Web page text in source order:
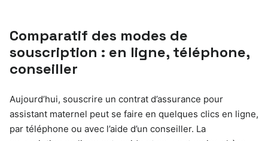
Comparatif des modes de
souscription : en ligne, téléphone,
conseiller
Aujourd’hui, souscrire un contrat d’assurance pour
assistant maternel peut se faire en quelques clics en ligne,
par téléphone ou avec l’aide d’un conseiller. La